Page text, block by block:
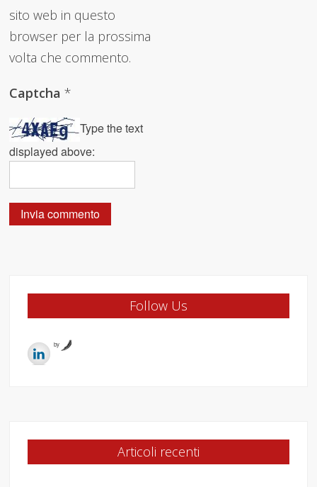
sito web in questo
browser per la prossima
volta che commento.
Captcha*
Type the text
displayed above:
Follow Us
by
Articoli recenti